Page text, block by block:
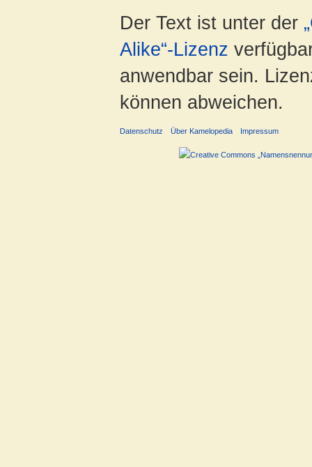
Der Text ist unter der
Alike“-Lizenz
anwendbar sein.
können abweichen.
Datenschutz Über Kamelopedia Impressum